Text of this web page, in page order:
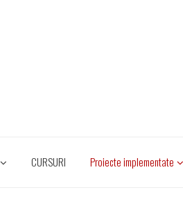
CURSURI Proiecte implementate